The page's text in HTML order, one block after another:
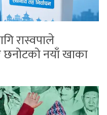
रास्वपाले
छनोटको नयाँ खाका